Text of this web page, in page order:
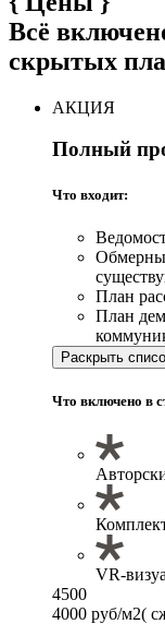
Всё
скрытых
АКЦИЯ
Полный
Что входит:
План
План
Раскрыть
Что включено в
VR-
4500
4000 руб/м2(